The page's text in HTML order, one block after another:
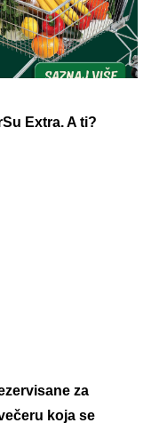
Extra. A ti?
za
koja se